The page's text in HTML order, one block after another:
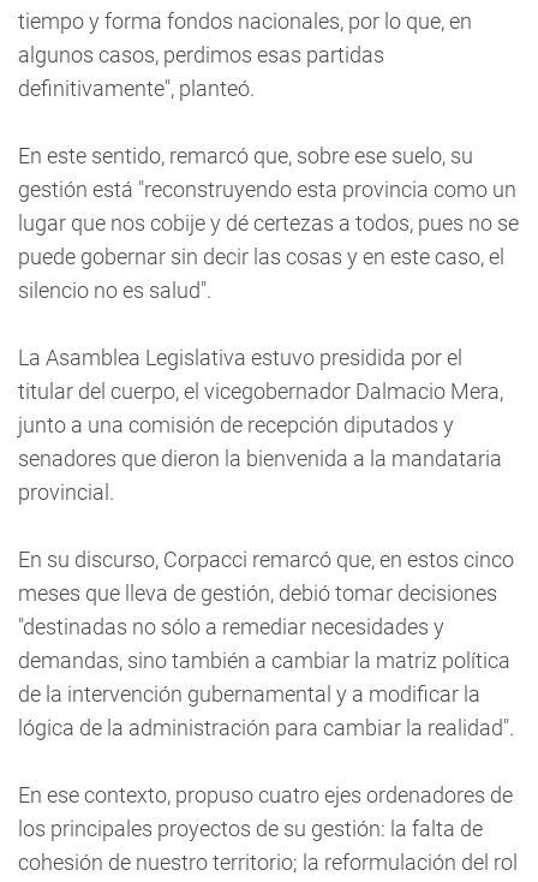
tiempo y forma fondos nacionales, por lo que, en
algunos casos, perdimos esas partidas
definitivamente", planteó.
En este sentido, remarcó que, sobre ese suelo, su
gestión está "reconstruyendo esta provincia como un
lugar que nos cobije y dé certezas a todos, pues no se
puede gobernar sin decir las cosas y en este caso, el
silencio no es salud".
La Asamblea Legislativa estuvo presidida por el
titular del cuerpo, el vicegobernador Dalmacio Mera,
junto a una comisión de recepción diputados y
senadores que dieron la bienvenida a la mandataria
provincial.
En su discurso, Corpacci remarcó que, en estos cinco
meses que lleva de gestión, debió tomar decisiones
"destinadas no sólo a remediar necesidades y
demandas, sino también a cambiar la matriz política
de la intervención gubernamental y a modificar la
lógica de la administración para cambiar la realidad".
En ese contexto, propuso cuatro ejes ordenadores de
los principales proyectos de su gestión: la falta de
cohesión de nuestro territorio; la reformulación del rol